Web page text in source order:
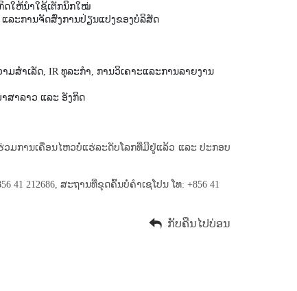
ໃຫ້ນຳໃຊ້ເຕັກນິກໃໝ່
ລະ​ການ​ຈັດ​ສົ່ງ​ການ​ປ່ຽນ​ແປງ​ຂອງ​ບໍ​ລິ​ສັດ
ສໍາເລັດ, IR ທຸລະກໍາ, ການວິເຄາະແລະການລາຍງານ
າສາລາວ ແລະ ອັງກິດ
ມ​ການ​ເຄື່ອນ​ໄຫວ​ບໍ່​ແຮ່​ລະດັບ​ໂລກ​ທີ່​ມີ​ຢູ່​ແລ້ວ ​ແລະ ປະກອບ
212686, ສະຖານທີ່ຂຸດຄົ້ນບໍ່ຄຳເຊໂປນ ໂທ: +856 41
ກັບຄືນໄປບ່ອນ